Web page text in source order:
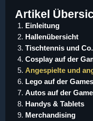
Artikel
Einleitung
Hallenübersicht
Tischtennis und Co.
Cosplay auf der
Angespielte und
Lego auf der
Autos auf der
Handys & Tablets
Merchandising